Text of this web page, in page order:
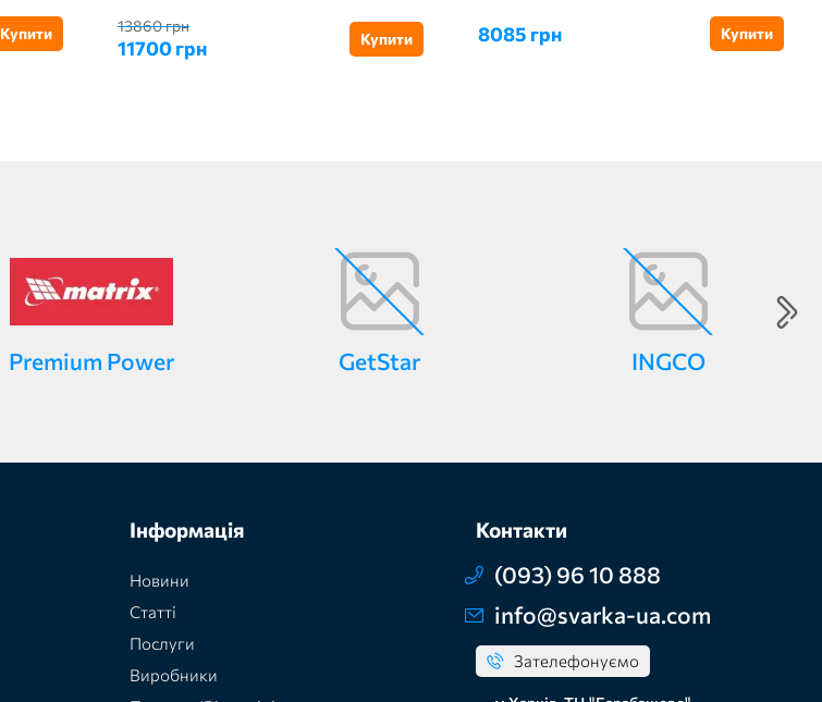
Купити
13860 грн
11700 грн Купити 8085 грн Купити
Premium Power GetStar INGCO
Інформація
Новини
Статті
Послуги
Виробники
Контакти
(093) 96 10 888
info@svarka-ua.com
Зателефонуємо